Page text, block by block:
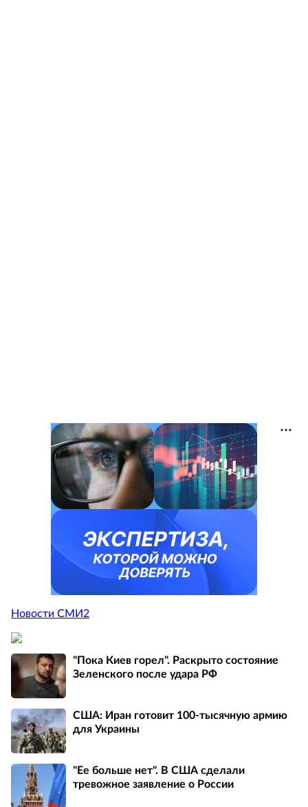
Новости СМИ2
"Пока Киев горел". Раскрыто состояние
Зеленского после удара РФ
США: Иран готовит 100-тысячную армию
для Украины
"Ее больше нет". В США сделали
тревожное заявление о России